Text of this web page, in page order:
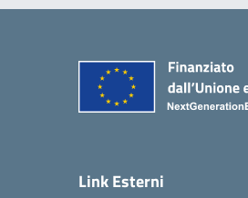
Link Esterni